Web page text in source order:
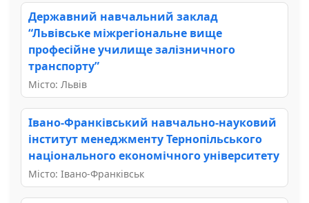
Державний навчальний заклад
“Львівське міжрегіональне вище
професійне училище залізничного
транспорту”
Місто: Львів
Івано-Франківський навчально-науковий
інститут менеджменту Тернопільського
національного економічного університету
Місто: Івано-Франківськ